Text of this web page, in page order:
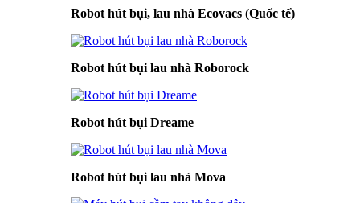
Robot hút bụi, lau nhà Ecovacs (Quốc tế)
Robot hút bụi lau nhà Roborock
Robot hút bụi Dreame
Robot hút bụi lau nhà Mova